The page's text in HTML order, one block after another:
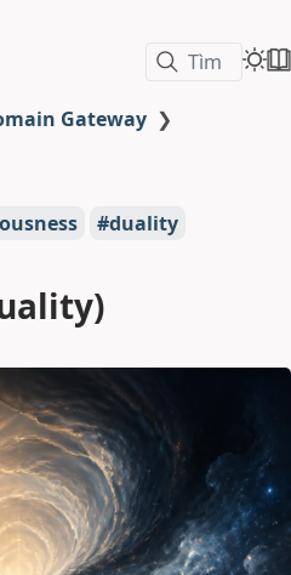
Tìm
Gateway ❯
duality